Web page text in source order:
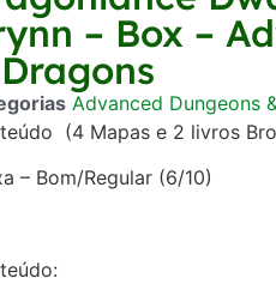
– Box –
Advanced Dungeons
(4 Mapas e 2 livros
– Bom/Regular (6/10)